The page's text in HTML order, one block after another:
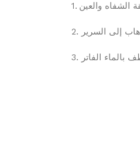
1.
الشفاه والعين
2. إلى السرير
3. بالماء الفاتر